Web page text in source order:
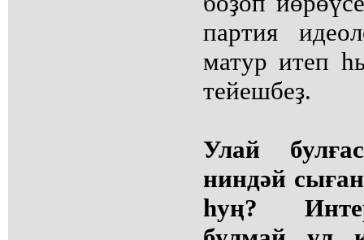
партия
матур итеп
тейешбеҙ.
Улай
ниндәй
һуң?